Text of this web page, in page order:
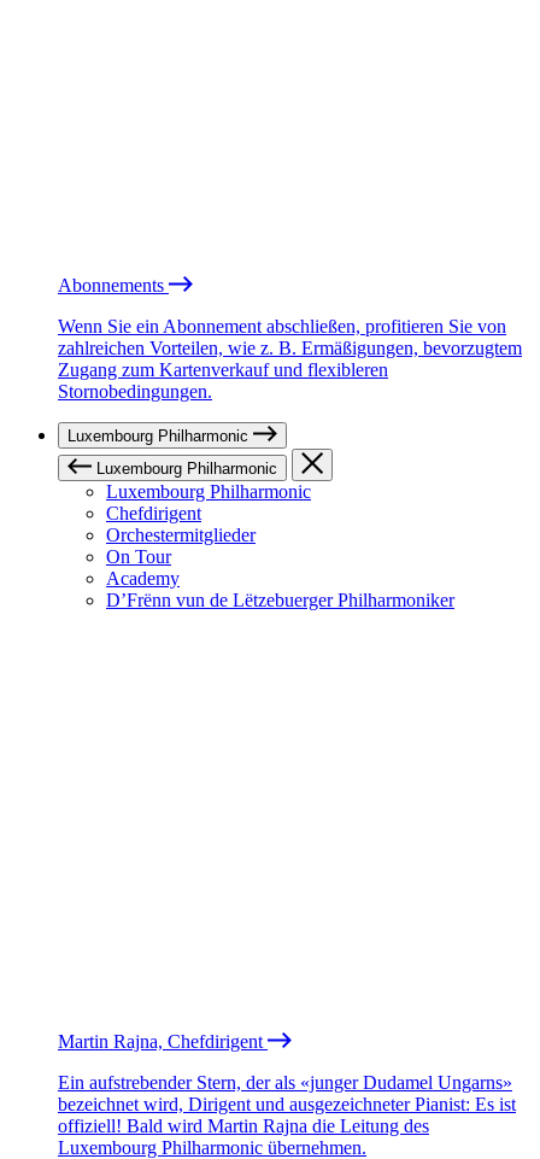
Abonnements
Wenn Sie ein Abonnement abschließen, profitieren Sie von
zahlreichen Vorteilen, wie z. B. Ermäßigungen, bevorzugtem
Zugang zum Kartenverkauf und flexibleren
Stornobedingungen.
Luxembourg Philharmonic
Luxembourg Philharmonic
Luxembourg Philharmonic
Chefdirigent
Orchestermitglieder
On Tour
Academy
D’Frënn vun de Lëtzebuerger Philharmoniker
Martin Rajna, Chefdirigent
Ein aufstrebender Stern, der als «junger Dudamel Ungarns»
bezeichnet wird, Dirigent und ausgezeichneter Pianist: Es ist
offiziell! Bald wird Martin Rajna die Leitung des
Luxembourg Philharmonic übernehmen.